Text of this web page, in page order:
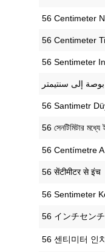
‎56 Centimeter
‎56 Centimeter
‎56 Sentimeter
‎56 Santimetr
‎56 সেনটিমিটার মধ্যে
‎56 Centímetre
‎56 सेंटीमीटर से इंच
‎56 Sentimeter
‎56 インチセンチ
‎56 센티미터 인